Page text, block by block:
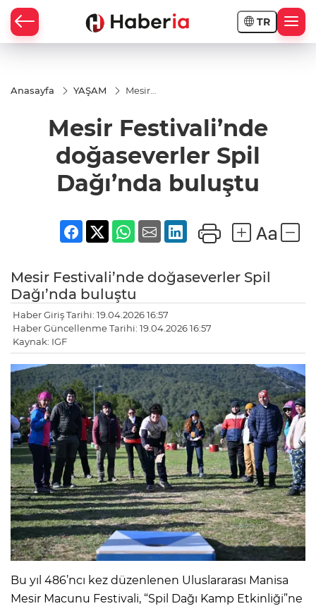
TR
Anasayfa YAŞAM
Mesir
Spil
Dağı’nda
Mesir Festivali’nde
doğaseverler Spil
Dağı’nda buluştu
Mesir Festivali’nde doğaseverler Spil
Dağı’nda buluştu
Haber Giriş Tarihi: 19.04.2026 16:57
Haber Güncellenme Tarihi: 19.04.2026 16:57
Kaynak: IGF
Bu yıl 486’ncı kez düzenlenen Uluslararası Manisa
Mesir Macunu Festivali, “Spil Dağı Kamp Etkinliği”ne